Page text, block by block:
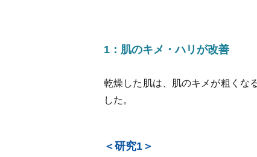
1：肌のキメ・ハリが改善
乾燥した肌は、肌のキメが粗くな
した。
＜研究1＞